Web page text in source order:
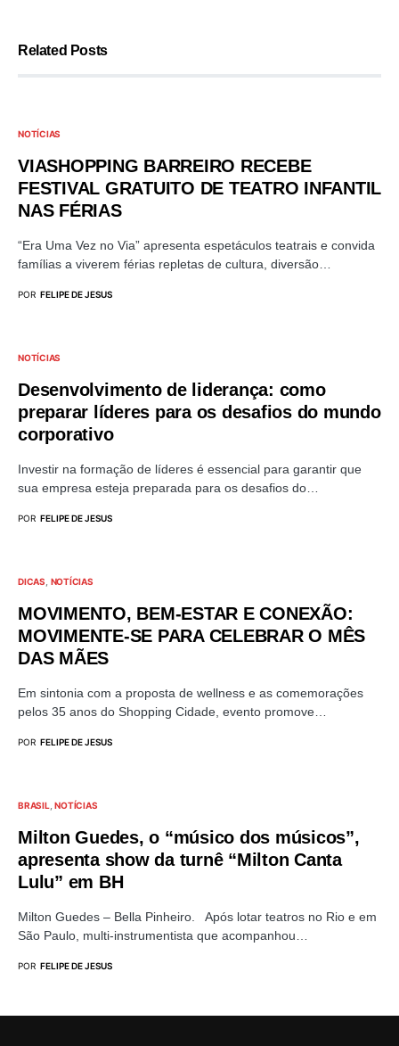
Related Posts
NOTÍCIAS
VIASHOPPING BARREIRO RECEBE
FESTIVAL GRATUITO DE TEATRO INFANTIL
NAS FÉRIAS
“Era Uma Vez no Via” apresenta espetáculos teatrais e convida
famílias a viverem férias repletas de cultura, diversão…
POR FELIPE DE JESUS
NOTÍCIAS
Desenvolvimento de liderança: como
preparar líderes para os desafios do mundo
corporativo
Investir na formação de líderes é essencial para garantir que
sua empresa esteja preparada para os desafios do…
POR FELIPE DE JESUS
DICAS NOTÍCIAS
MOVIMENTO, BEM-ESTAR E CONEXÃO:
MOVIMENTE-SE PARA CELEBRAR O MÊS
DAS MÃES
Em sintonia com a proposta de wellness e as comemorações
pelos 35 anos do Shopping Cidade, evento promove…
POR FELIPE DE JESUS
BRASIL NOTÍCIAS
Milton Guedes, o “músico dos músicos”,
apresenta show da turnê “Milton Canta
Lulu” em BH
Milton Guedes – Bella Pinheiro. Após lotar teatros no Rio e em
São Paulo, multi-instrumentista que acompanhou…
POR FELIPE DE JESUS